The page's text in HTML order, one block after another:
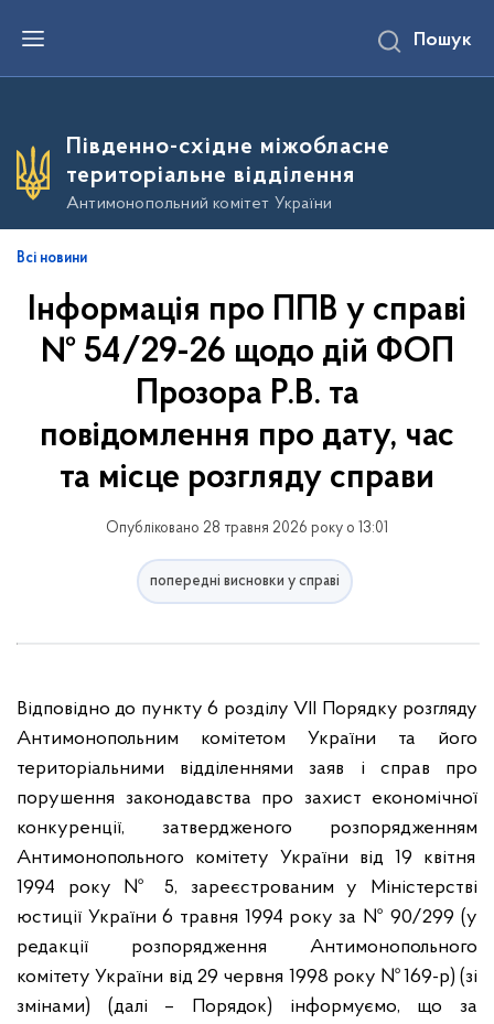
е
о
о
в
Пошук
Південно-східне міжобласне
територіальне відділення
Антимонопольний комітет України
Всі новини
Інформація про ППВ у справі
№ 54/29-26 щодо дій ФОП
Прозора Р.В. та
повідомлення про дату, час
та місце розгляду справи
Опубліковано 28 травня 2026 року о 13:01
попередні висновки у справі
Відповідно до пункту 6 розділу VІІ Порядку розгляду
Антимонопольним комітетом України та його
територіальними відділеннями заяв і справ про
порушення законодавства про захист економічної
конкуренції, затвердженого розпорядженням
Антимонопольного комітету України від 19 квітня
1994 року № 5, зареєстрованим у Міністерстві
юстиції України 6 травня 1994 року за № 90/299 (у
редакції розпорядження Антимонопольного
комітету України від 29 червня 1998 року № 169-р) (зі
змінами) (далі – Порядок) інформуємо, що за